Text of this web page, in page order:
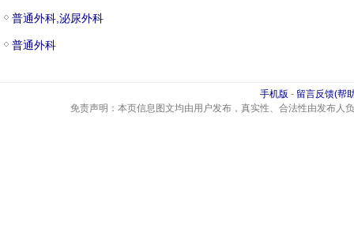
普通外科,泌尿外科
普通外科
手机版 - 留言反馈(帮
免责声明：本页信息图文均由用户发布，真实性、合法性由发布